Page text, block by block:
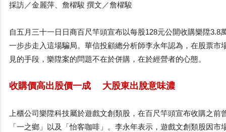
採訪／金麗萍、詹櫂駿 撰文／詹櫂駿
自五月三十一日日商百尺竿頭宣布以每股128元公開收購樂陞3.8
一步步走入這場騙局。華信投顧總分析師李永年認為，在股票市
見的手段，樂陞案的問題不在於併購，在於經營者的心態。
收購價高出股價一成 大股東出脫意味濃
上櫃公司樂陞科技屬於遊戲文創類股，在百尺竿頭宣布收購之
「一之鄉」以及「怡客咖啡」。李永年表示，遊戲文創類股因